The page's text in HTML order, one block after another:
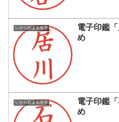
いから始まる名字
電子印鑑
め
いから始まる名字
電子印鑑
め